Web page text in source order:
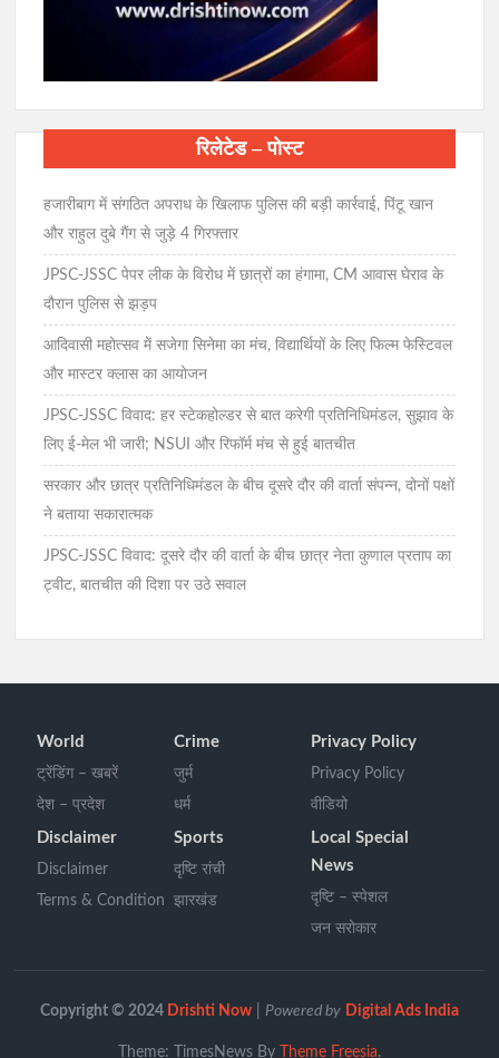
रिलेटेड – पोस्ट
हजारीबाग में संगठित अपराध के खिलाफ पुलिस की बड़ी कार्रवाई, पिंटू खान
और राहुल दुबे गैंग से जुड़े 4 गिरफ्तार
JPSC-JSSC पेपर लीक के विरोध में छात्रों का हंगामा, CM आवास घेराव के
दौरान पुलिस से झड़प
आदिवासी महोत्सव में सजेगा सिनेमा का मंच, विद्यार्थियों के लिए फिल्म फेस्टिवल
और मास्टर क्लास का आयोजन
JPSC-JSSC विवाद: हर स्टेकहोल्डर से बात करेगी प्रतिनिधिमंडल, सुझाव के
लिए ई-मेल भी जारी; NSUI और रिफॉर्म मंच से हुई बातचीत
सरकार और छात्र प्रतिनिधिमंडल के बीच दूसरे दौर की वार्ता संपन्न, दोनों पक्षों
ने बताया सकारात्मक
JPSC-JSSC विवाद: दूसरे दौर की वार्ता के बीच छात्र नेता कुणाल प्रताप का
ट्वीट, बातचीत की दिशा पर उठे सवाल
World
ट्रेंडिंग – खबरें
देश – प्रदेश
Crime
जुर्म
धर्म
Privacy Policy
Privacy Policy
वीडियो
Disclaimer
Disclaimer
Terms & Condition
Sports
दृष्टि रांची
झारखंड
Local Special
News
दृष्टि – स्पेशल
जन सरोकार
Copyright © 2024 Drishti Now| Powered by Digital Ads India
Theme: TimesNews By Theme Freesia.